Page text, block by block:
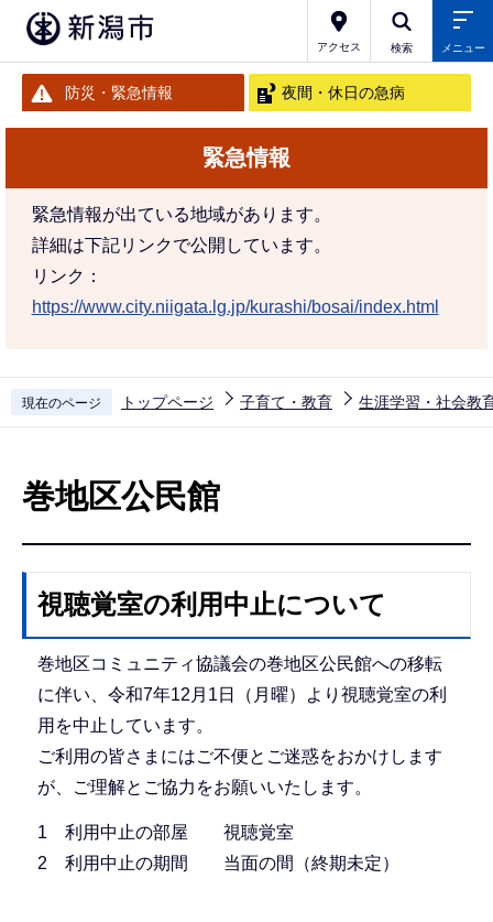
アクセス 検索 メニュー
防災・緊急情報 夜間・休日の急病
緊急情報
緊急情報が出ている地域があります。
詳細は下記リンクで公開しています。
リンク：
https://www.city.niigata.lg.jp/kurashi/bosai/index.html
現在のページ トップページ 子育て・教育 生涯学習・社会教
巻地区公民館
視聴覚室の利用中止について
巻地区コミュニティ協議会の巻地区公民館への移転
に伴い、令和7年12月1日（月曜）より視聴覚室の利
用を中止しています。
ご利用の皆さまにはご不便とご迷惑をおかけします
が、ご理解とご協力をお願いいたします。
1 利用中止の部屋 視聴覚室
2 利用中止の期間 当面の間（終期未定）